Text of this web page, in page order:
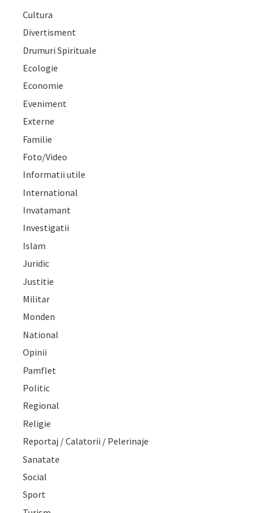
Cultura
Divertisment
Drumuri Spirituale
Ecologie
Economie
Eveniment
Externe
Familie
Foto/Video
Informatii utile
International
Invatamant
Investigatii
Islam
Juridic
Justitie
Militar
Monden
National
Opinii
Pamflet
Politic
Regional
Religie
Reportaj / Calatorii / Pelerinaje
Sanatate
Social
Sport